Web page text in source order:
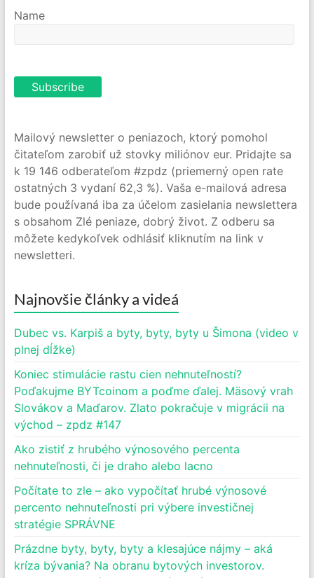
Name
Mailový newsletter o peniazoch, ktorý pomohol
čitateľom zarobiť už stovky miliónov eur. Pridajte sa
k 19 146 odberateľom #zpdz (priemerný open rate
ostatných 3 vydaní 62,3 %). Vaša e-mailová adresa
bude používaná iba za účelom zasielania newslettera
s obsahom Zlé peniaze, dobrý život. Z odberu sa
môžete kedykoľvek odhlásiť kliknutím na link v
newsletteri.
Najnovšie články a videá
Dubec vs. Karpiš a byty, byty, byty u Šimona (video v
plnej dĺžke)
Koniec stimulácie rastu cien nehnuteľností?
Poďakujme BYTcoinom a poďme ďalej. Mäsový vrah
Slovákov a Maďarov. Zlato pokračuje v migrácii na
východ – zpdz #147
Ako zistiť z hrubého výnosového percenta
nehnuteľnosti, či je draho alebo lacno
Počítate to zle – ako vypočítať hrubé výnosové
percento nehnuteľnosti pri výbere investičnej
stratégie SPRÁVNE
Prázdne byty, byty, byty a klesajúce nájmy – aká
kríza bývania? Na obranu bytových investorov.